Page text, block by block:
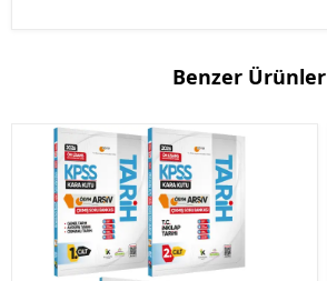
Benzer Ürünler